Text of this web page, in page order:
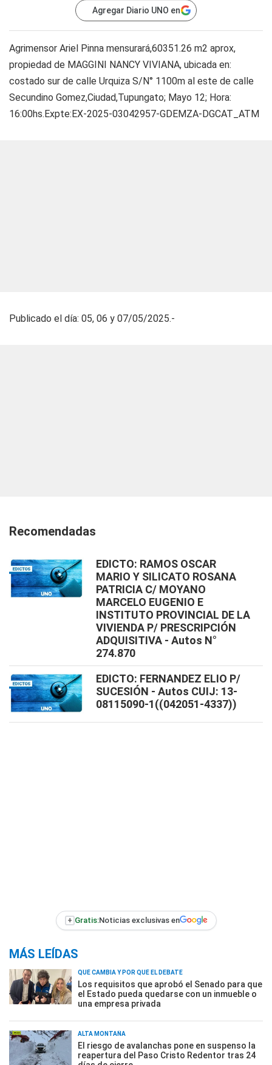
Agregar Diario UNO en
Agrimensor Ariel Pinna mensurará,60351.26 m2 aprox,
propiedad de MAGGINI NANCY VIVIANA, ubicada en:
costado sur de calle Urquiza S/N° 1100m al este de calle
Secundino Gomez,Ciudad,Tupungato; Mayo 12; Hora:
16:00hs.Expte:EX-2025-03042957-GDEMZA-DGCAT_ATM
Publicado el día: 05, 06 y 07/05/2025.-
Recomendadas
EDICTO: RAMOS OSCAR
MARIO Y SILICATO ROSANA
PATRICIA C/ MOYANO
MARCELO EUGENIO E
INSTITUTO PROVINCIAL DE LA
VIVIENDA P/ PRESCRIPCIÓN
ADQUISITIVA - Autos N°
274.870
EDICTO: FERNANDEZ ELIO P/
SUCESIÓN - Autos CUIJ: 13-
08115090-1((042051-4337))
+ Gratis:Noticias exclusivas en
MÁS LEÍDAS
QUÉ CAMBIA Y POR QUÉ EL DEBATE
Los requisitos que aprobó el Senado para que
el Estado pueda quedarse con un inmueble o
una empresa privada
ALTA MONTAÑA
El riesgo de avalanchas pone en suspenso la
reapertura del Paso Cristo Redentor tras 24